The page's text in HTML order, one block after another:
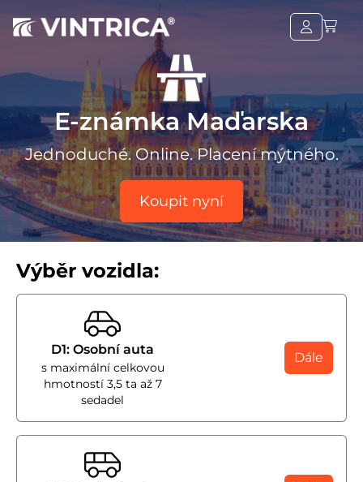
E-známka Maďarska
Jednoduché. Online. Placení mýtného.
Koupit nyní
Výběr vozidla:
D1: Osobní auta
s maximální celkovou
hmotností 3,5 ta až 7
sedadel
Dále